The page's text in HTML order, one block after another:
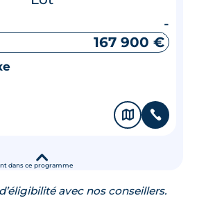
dans ce programme
-
167 900 €
🗞 📞
▾
avec nos conseillers.